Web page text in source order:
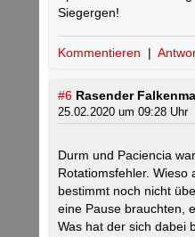
Siegergen!
Kommentieren |
#6 Rasender
25.02.2020 um 09:28 Uhr
Durm und Paciencia
Rotatiomsfehler. Wieso
bestimmt noch nicht
eine Pause brauchten,
Was hat der sich dabei